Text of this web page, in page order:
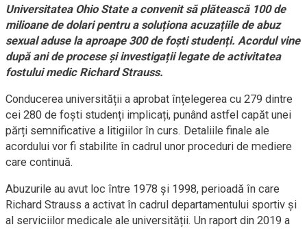
Universitatea Ohio State a convenit să plătească 100 de
milioane de dolari pentru a soluționa acuzațiile de abuz
sexual aduse la aproape 300 de foști studenți. Acordul vine
după ani de procese și investigații legate de activitatea
fostului medic Richard Strauss.
Conducerea universității a aprobat înțelegerea cu 279 dintre
cei 280 de foști studenți implicați, punând astfel capăt unei
părți semnificative a litigiilor în curs. Detaliile finale ale
acordului vor fi stabilite în cadrul unor proceduri de mediere
care continuă.
Abuzurile au avut loc între 1978 și 1998, perioadă în care
Richard Strauss a activat în cadrul departamentului sportiv și
al serviciilor medicale ale universității. Un raport din 2019 a